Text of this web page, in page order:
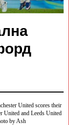
United scores their
United and Leeds United
by Ash